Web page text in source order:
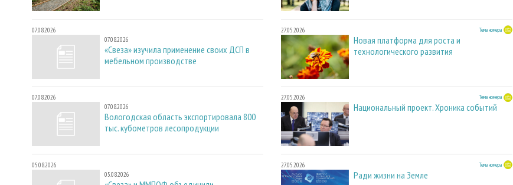
07.08.2026
07.08.2026
«Свеза» изучила применение своих ДСП в
мебельном производстве
07.08.2026
07.08.2026
Вологодская область экспортировала 800
тыс. кубометров лесопродукции
05.08.2026
05.08.2026
27.05.2026 Тема номера
Новая платформа для роста и
технологического развития
27.05.2026 Тема номера
Национальный проект. Хроника событий
27.05.2026 Тема номера
Ради жизни на Земле